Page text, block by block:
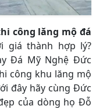
công lăng mộ đá
giá thành hợp lý?
Đá Mỹ Nghệ Đức
công khu lăng mộ
đây hãy cùng Đức
của dòng họ Đỗ